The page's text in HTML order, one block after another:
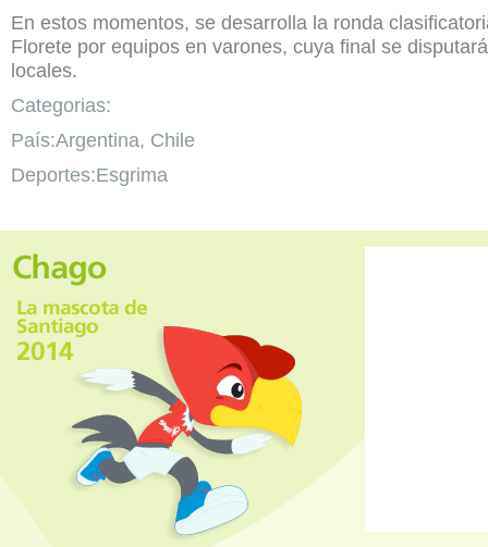
En estos momentos, se desarrolla la ronda
Florete por equipos en varones, cuya final se
locales.
Categorias:
País:Argentina, Chile
Deportes:Esgrima